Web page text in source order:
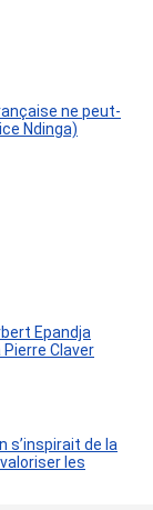
ne peut-
Ndinga)
Epandja
Claver
s’inspirait de la
les